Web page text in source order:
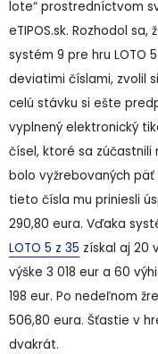
lote“ prostredníctvom
eTIPOS.sk. Rozhodol sa,
systém 9 pre hru LOTO
deviatimi číslami, zvolil
celú stávku si ešte
vyplnený elektronický
čísel, ktoré sa zúčastnili
bolo vyžrebovaných päť
tieto čísla mu priniesli
290,80 eura. Vďaka
LOTO 5 z 35 získal aj 20
výške 3 018 eur a 60
198 eur. Po nedeľnom
506,80 eura. Šťastie v
dvakrát.